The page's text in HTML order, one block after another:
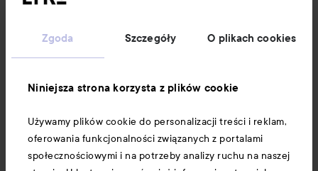
Zgoda Szczegóły O plikach cookies
Niniejsza strona korzysta z plików cookie
Używamy plików cookie do personalizacji treści i reklam,
oferowania funkcjonalności związanych z portalami
społecznościowymi i na potrzeby analizy ruchu na naszej
Obsługa klienta
Informacje
Download our app here